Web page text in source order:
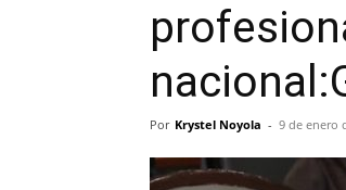
Por Krystel Noyola - 9 de enero